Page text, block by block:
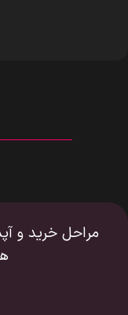
مراحل خرید و